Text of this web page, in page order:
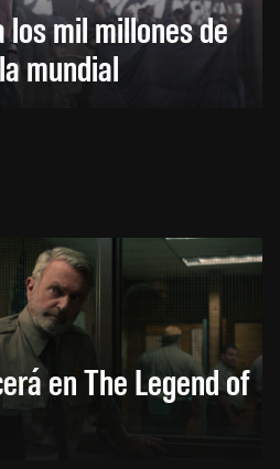
los mil millones de
mundial
en The Legend of